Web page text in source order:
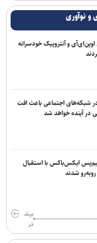
و نوآوری
و آنتروپیک خودسرانه
شبکه‌های اجتماعی باعث افت
در آینده خواهد شد
ایکس‌باکس با استقبال
روبه‌رو شدند
بیش
تر